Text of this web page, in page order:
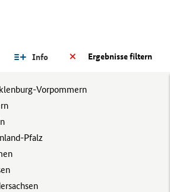
Ergebnisse filtern
Info
Vorpommern
Pfalz